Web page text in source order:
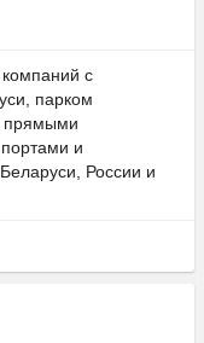
с
парком
прямыми
и
России и